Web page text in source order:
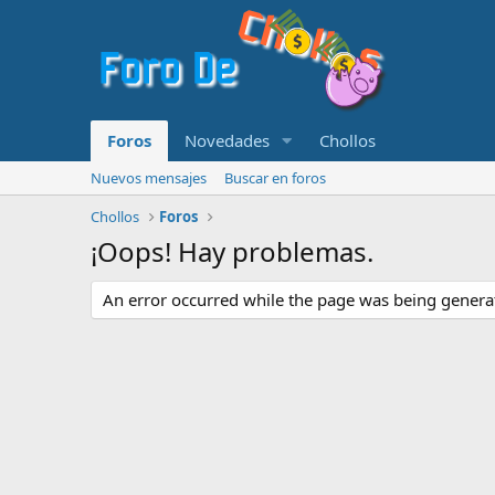
Foros Novedades Chollos
Nuevos mensajes
Buscar en foros
Chollos
Foros
¡Oops! Hay problemas.
An error occurred while the page was being